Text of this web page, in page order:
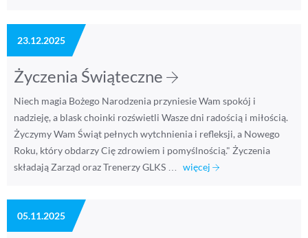
23.12.2025
Życzenia Świąteczne
Niech magia Bożego Narodzenia przyniesie Wam spokój i
nadzieję, a blask choinki rozświetli Wasze dni radością i miłością.
Życzymy Wam Świąt pełnych wytchnienia i refleksji, a Nowego
Roku, który obdarzy Cię zdrowiem i pomyślnością." Życzenia
składają Zarząd oraz Trenerzy GLKS …
więcej
05.11.2025